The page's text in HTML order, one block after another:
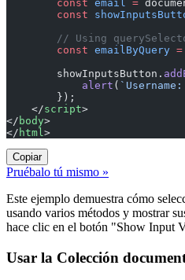
        const
email =
        const
// Using
        const
emailByQuery =
        showInputsButton.
            alert
(
        });
    </
script>
</ body>
</ html>
Copiar
Pruébalo tú mismo »
Este ejemplo demuestra cómo
usando varios métodos y mostrar
hace clic en el botón "Show Input
Usar la Colección